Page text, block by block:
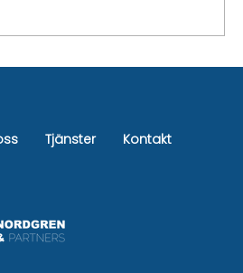
Tjänster Kontakt